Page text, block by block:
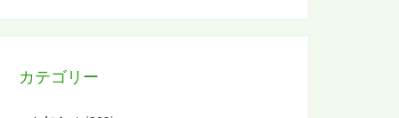
カテゴリー